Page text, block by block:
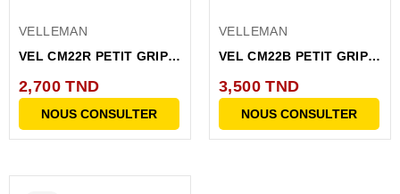
VELLEMAN
VEL CM22R PETIT GRIP-
ROUGE
2,700 TND
NOUS CONSULTER
VELLEMAN
VEL CM22B PETIT GRIP-
NOIR
3,500 TND
NOUS CONSULTER